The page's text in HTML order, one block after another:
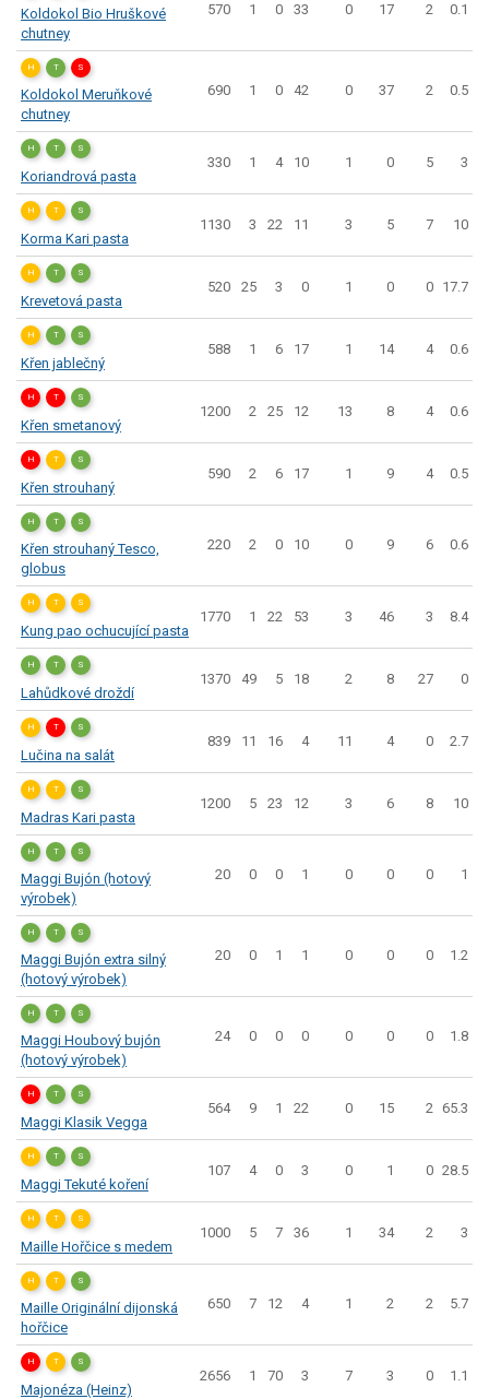
Koldokol Bio Hruškové
chutney
570 1 0 33 0 17 2 0.1
H T S
Koldokol Meruňkové
chutney
690 1 0 42 0 37 2 0.5
H T S
Koriandrová pasta
330 1 4 10 1 0 5 3
H T S
Korma Kari pasta
1130 3 22 11 3 5 7 10
H T S
Krevetová pasta
520 25 3 0 1 0 0 17.7
H T S
Křen jablečný
588 1 6 17 1 14 4 0.6
H T S
Křen smetanový
1200 2 25 12 13 8 4 0.6
H T S
Křen strouhaný
590 2 6 17 1 9 4 0.5
H T S
Křen strouhaný Tesco,
globus
220 2 0 10 0 9 6 0.6
H T S
Kung pao ochucující pasta
1770 1 22 53 3 46 3 8.4
H T S
Lahůdkové droždí
1370 49 5 18 2 8 27 0
H T S
Lučina na salát
839 11 16 4 11 4 0 2.7
H T S
Madras Kari pasta
1200 5 23 12 3 6 8 10
H T S
Maggi Bujón (hotový
výrobek)
20 0 0 1 0 0 0 1
H T S
Maggi Bujón extra silný
(hotový výrobek)
20 0 1 1 0 0 0 1.2
H T S
Maggi Houbový bujón
(hotový výrobek)
24 0 0 0 0 0 0 1.8
H T S
Maggi Klasik Vegga
564 9 1 22 0 15 2 65.3
H T S
Maggi Tekuté koření
107 4 0 3 0 1 0 28.5
H T S
Maille Hořčice s medem
1000 5 7 36 1 34 2 3
H T S
Maille Originální dijonská
hořčice
650 7 12 4 1 2 2 5.7
H T S
Majonéza (Heinz)
2656 1 70 3 7 3 0 1.1